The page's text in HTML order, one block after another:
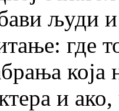
људи и
где
и